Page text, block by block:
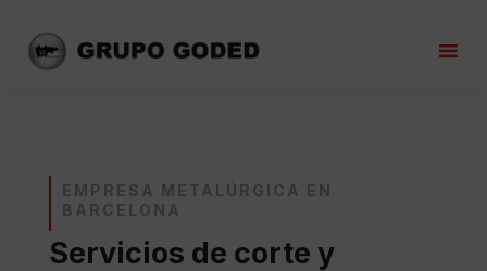
EMPRESA METALÚRGICA EN
BARCELONA
Servicios de corte y